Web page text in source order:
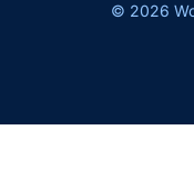
© 2026